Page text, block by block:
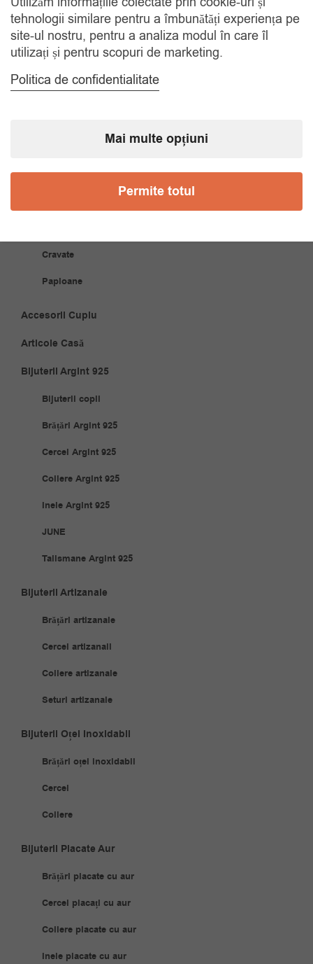
Gratuit, indiferent de motiv
COMANDA TELEFONIC
Tel. 0770420114
Accesorii Bărbăți
Cravate
Papioane
Accesorii Cuplu
Articole Casă
Bijuterii Argint 925
Bijuterii copii
Brățări Argint 925
Cercei Argint 925
Coliere Argint 925
Inele Argint 925
JUNE
Talismane Argint 925
Bijuterii Artizanale
Brățări artizanale
Cercei artizanali
Coliere artizanale
Seturi artizanale
Bijuterii Oțel Inoxidabil
Brățări oțel inoxidabil
Cercei
Coliere
Bijuterii Placate Aur
Brățări placate cu aur
Cercei placați cu aur
Coliere placate cu aur
Inele placate cu aur
tehnologii similare pentru a îmbunătăți experiența pe
site-ul nostru, pentru a analiza modul în care îl
utilizați și pentru scopuri de marketing.
Politica de confidentialitate
Mai multe opțiuni
Permite totul